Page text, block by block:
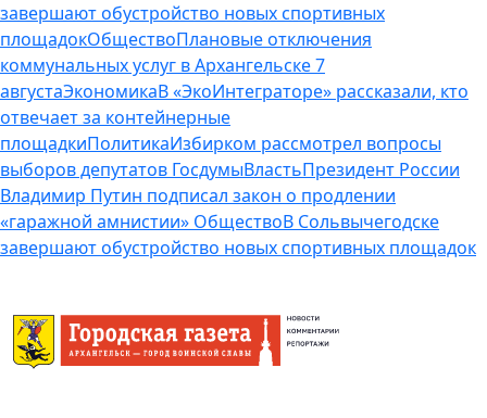
завершают обустройство новых спортивных
площадокОбществоПлановые отключения
коммунальных услуг в Архангельске 7
августаЭкономикаВ «ЭкоИнтеграторе» рассказали, кто
отвечает за контейнерные
площадкиПолитикаИзбирком рассмотрел вопросы
выборов депутатов ГосдумыВластьПрезидент России
Владимир Путин подписал закон о продлении
«гаражной амнистии» ОбществоВ Сольвычегодске
завершают обустройство новых спортивных площадок